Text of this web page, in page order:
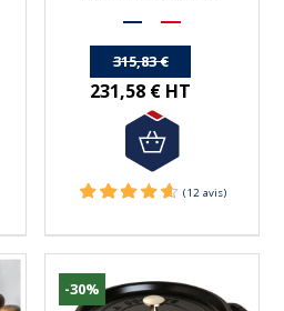
315,83 €
231,58 € HT
-30%